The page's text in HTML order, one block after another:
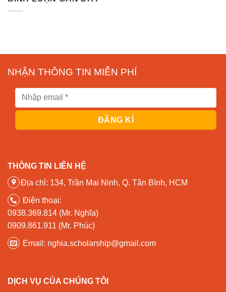
NHẬN THÔNG TIN MIỄN PHÍ
THÔNG TIN LIÊN HỆ
Địa chỉ: 134, Trần Mai Ninh, Q. Tân Bình, HCM
Điện thoại:
0938.369.814 (Mr. Nghĩa)
0909.861.911 (Mr. Phúc)
Email: nghia.scholarship@gmail.com
DỊCH VỤ CỦA CHÚNG TÔI